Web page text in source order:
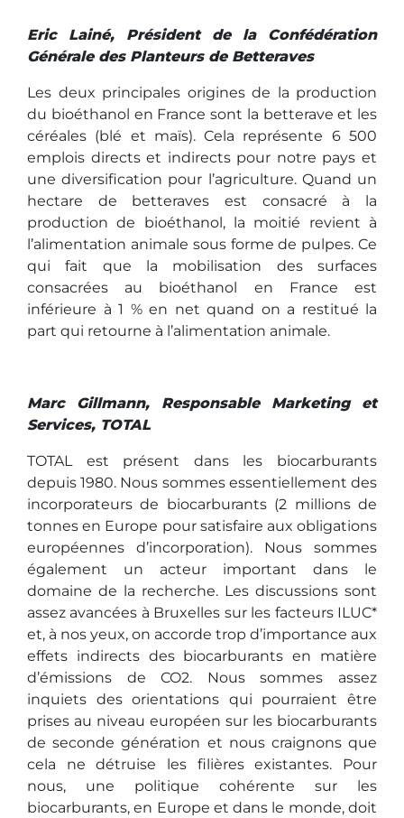
Eric Lainé, Président de la Confédération
Générale des Planteurs de Betteraves
Les deux principales origines de la production
du bioéthanol en France sont la betterave et les
céréales (blé et maïs). Cela représente 6 500
emplois directs et indirects pour notre pays et
une diversification pour l’agriculture. Quand un
hectare de betteraves est consacré à la
production de bioéthanol, la moitié revient à
l’alimentation animale sous forme de pulpes. Ce
qui fait que la mobilisation des surfaces
consacrées au bioéthanol en France est
inférieure à 1 % en net quand on a restitué la
part qui retourne à l’alimentation animale.
Marc Gillmann, Responsable Marketing et
Services, TOTAL
TOTAL est présent dans les biocarburants
depuis 1980. Nous sommes essentiellement des
incorporateurs de biocarburants (2 millions de
tonnes en Europe pour satisfaire aux obligations
européennes d’incorporation). Nous sommes
également un acteur important dans le
domaine de la recherche. Les discussions sont
assez avancées à Bruxelles sur les facteurs ILUC*
et, à nos yeux, on accorde trop d’importance aux
effets indirects des biocarburants en matière
d’émissions de CO2. Nous sommes assez
inquiets des orientations qui pourraient être
prises au niveau européen sur les biocarburants
de seconde génération et nous craignons que
cela ne détruise les filières existantes. Pour
nous, une politique cohérente sur les
biocarburants, en Europe et dans le monde, doit